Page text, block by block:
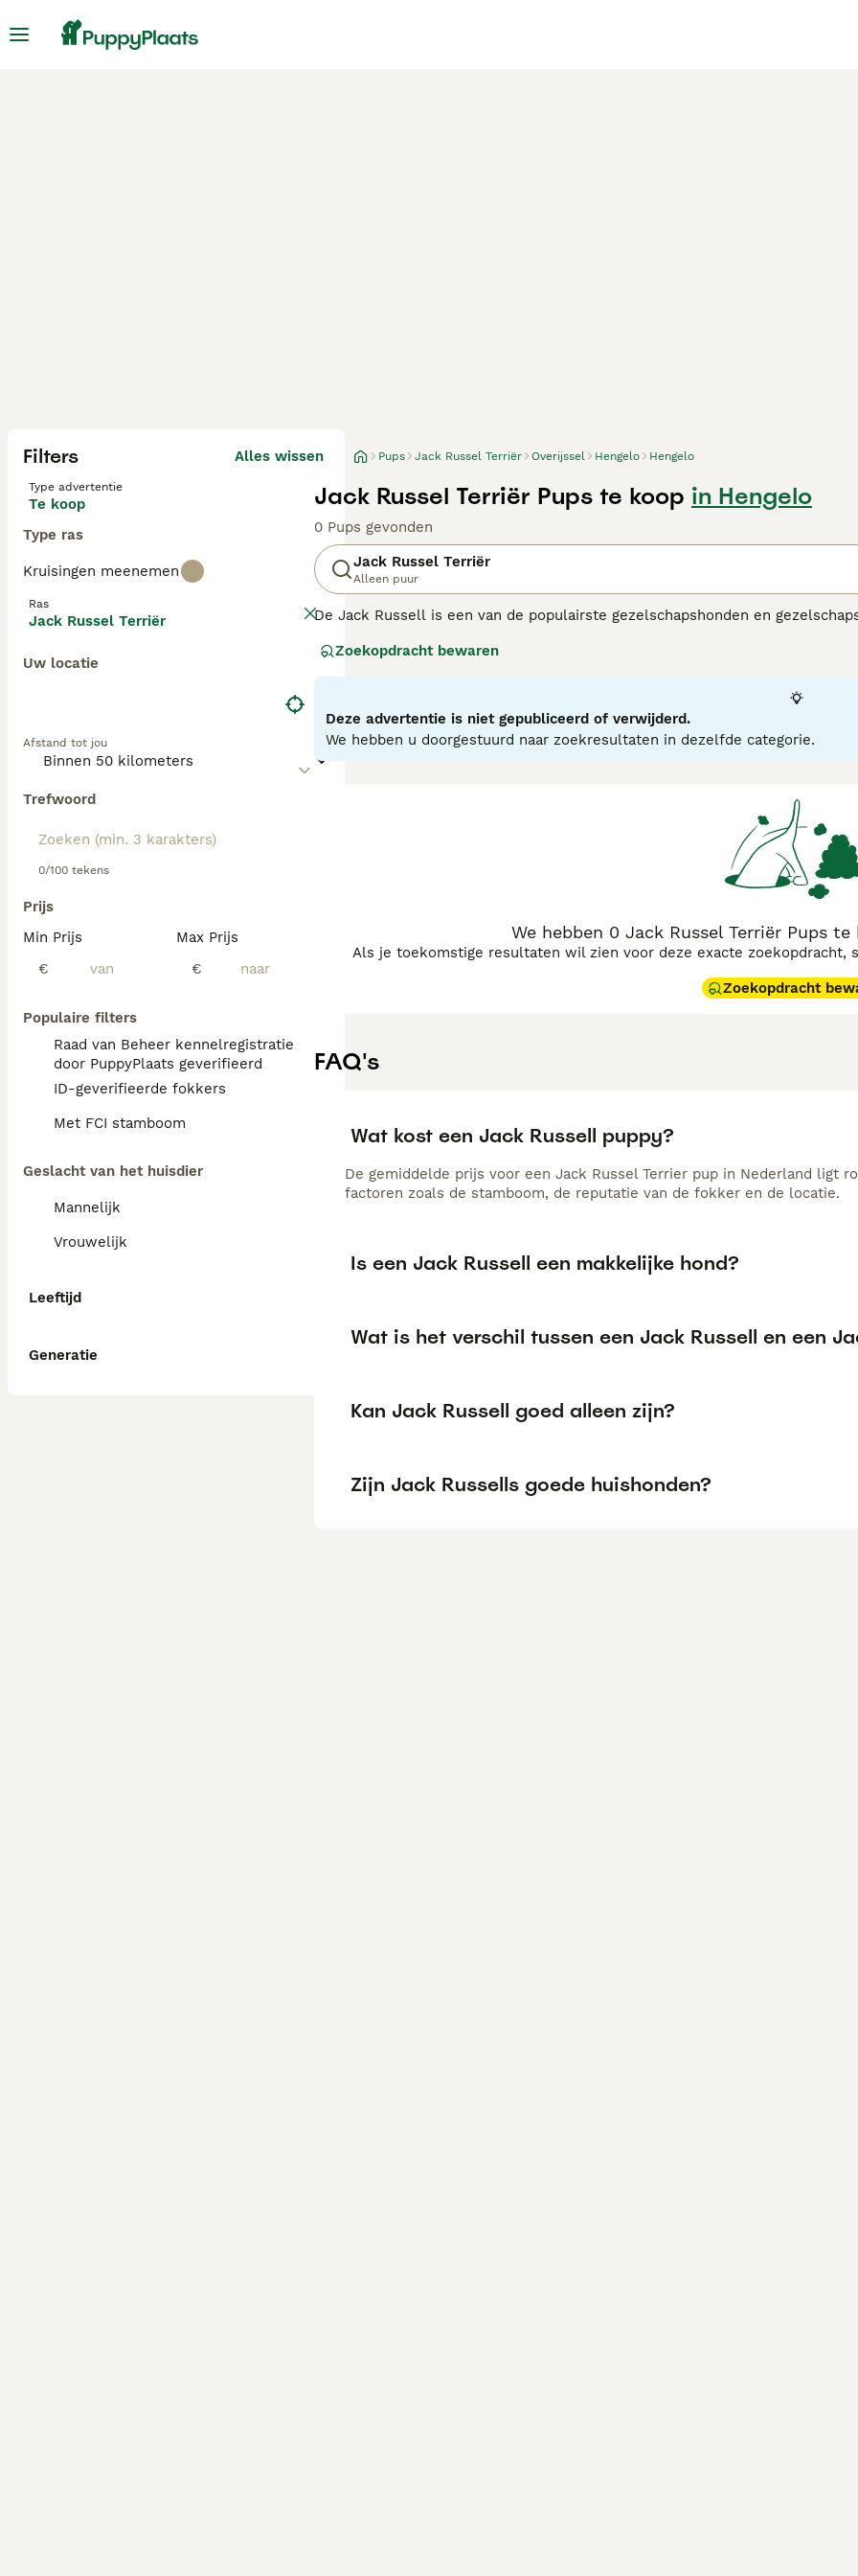
Filters Alles wissen
Type advertentie
Te koop
Type ras
Kruisingen meenemen
Ras
Jack Russel Terriër
Uw locatie
Afstand tot jou
Trefwoord
0/100 tekens
Prijs
Min Prijs
€
Max Prijs
€
Populaire filters
Raad van Beheer kennelregistratie
door PuppyPlaats geverifieerd
ID-geverifieerde fokkers
Met FCI stamboom
Geslacht van het huisdier
Mannelijk
Vrouwelijk
Leeftijd
Generatie
Pups Jack Russel Terriër Overijssel Hengelo Hengelo
Jack Russel Terriër Pups te koop in Hengelo
0 Pups gevonden
Jack Russel Terriër
Alleen puur
De Jack Russell is een van de populairste gezelschapshonden en
beweging en mentale stimulatie nodig om echt gelukkige, goed opgevoede
voor informatie over dit hondenras.
Zoekopdracht bewaren
Deze advertentie is niet gepubliceerd of verwijderd.
We hebben u doorgestuurd naar zoekresultaten in dezelfde categorie.
We hebben 0 Jack Russel Terriër Pups
Als je toekomstige resultaten wil zien voor deze exacte zoekopdracht,
Zoekopdracht
FAQ's
Wat kost een Jack Russell puppy?
De gemiddelde prijs voor een Jack Russel Terrier pup in Nederland ligt
factoren zoals de stamboom, de reputatie van de fokker en de locatie.
Is een Jack Russell een makkelijke hond?
Wat is het verschil tussen een Jack Russell en een
Kan Jack Russell goed alleen zijn?
Zijn Jack Russells goede huishonden?